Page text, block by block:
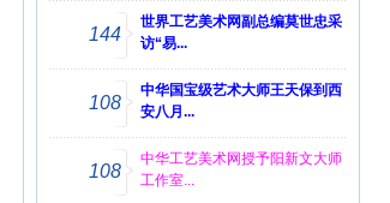
144
世界工艺美术网副总编莫世忠采
访“易...
108
中华国宝级艺术大师王天保到西
安八月...
108
中华工艺美术网授予阳新文大师
工作室...